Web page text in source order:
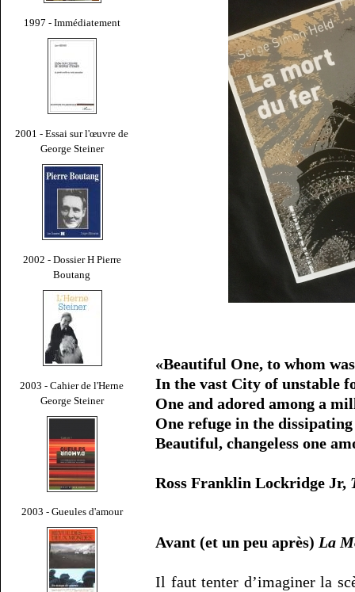
1997 - Immédiatement
2001 - Essai sur l'œuvre de
George Steiner
2002 - Dossier H Pierre
Boutang
2003 - Cahier de l'Herne
George Steiner
2003 - Gueules d'amour
«Beautiful One, to whom
In the vast City of unstable
One and adored among a
One refuge in the
Beautiful, changeless one
Ross Franklin Lockridge Jr,
Avant (et un peu après) La
Il faut tenter d’imaginer la